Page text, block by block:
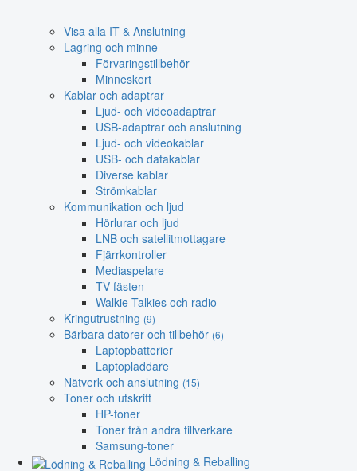
Visa alla IT & Anslutning
Lagring och minne
Förvaringstillbehör
Minneskort
Kablar och adaptrar
Ljud- och videoadaptrar
USB-adaptrar och anslutning
Ljud- och videokablar
USB- och datakablar
Diverse kablar
Strömkablar
Kommunikation och ljud
Hörlurar och ljud
LNB och satellitmottagare
Fjärrkontroller
Mediaspelare
TV-fästen
Walkie Talkies och radio
Kringutrustning (9)
Bärbara datorer och tillbehör (6)
Laptopbatterier
Laptopladdare
Nätverk och anslutning (15)
Toner och utskrift
HP-toner
Toner från andra tillverkare
Samsung-toner
Lödning & Reballing